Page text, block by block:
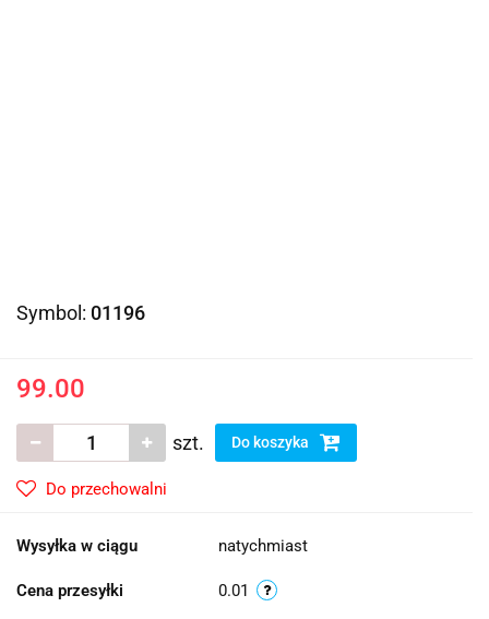
Symbol: 01196
99.00
szt. Do koszyka
Do przechowalni
Wysyłka w ciągu natychmiast
Cena przesyłki 0.01